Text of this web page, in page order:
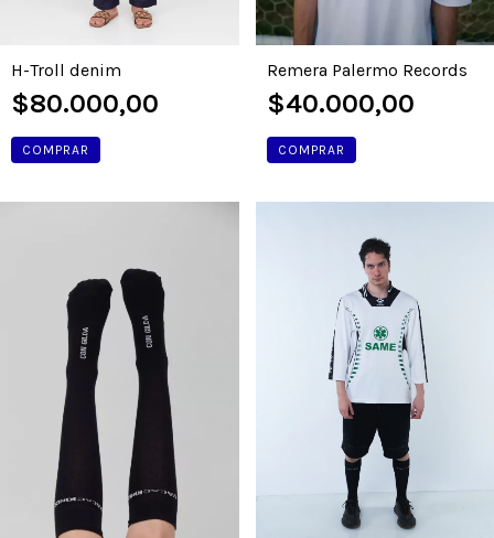
H-Troll denim
$80.000,00
COMPRAR
Remera Palermo Records
$40.000,00
COMPRAR